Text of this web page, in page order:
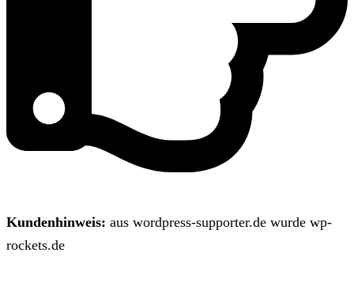
Kundenhinweis: aus wordpress-supporter.de wurde wp-
rockets.de